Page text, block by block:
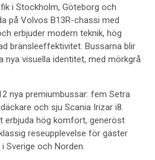
i Stockholm, Göteborg och
på Volvos B13R-chassi med
erbjuder modern teknik, hög
bränsleeffektivitet. Bussarna blir
nya visuella identitet, med mörkgrå
nya premiumbussar: fem Setra
och sju Scania Irizar i8.
erbjuda hög komfort, generöst
reseupplevelse för gäster
Sverige och Norden.